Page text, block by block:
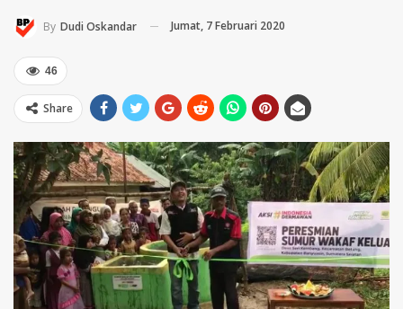
By Dudi Oskandar Jumat, 7 Februari 2020
46
Share